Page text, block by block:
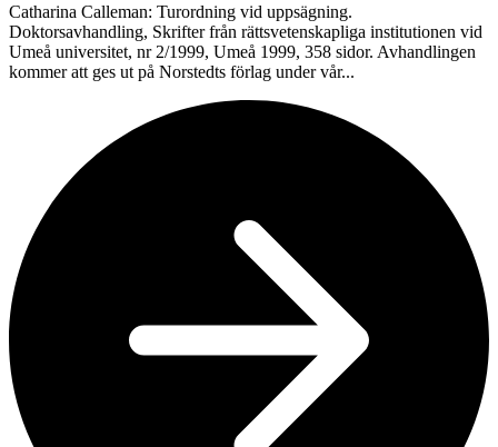
Catharina Calleman: Turordning vid uppsägning.
Doktorsavhandling, Skrifter från rättsvetenskapliga institutionen vid
Umeå universitet, nr 2/1999, Umeå 1999, 358 sidor. Avhandlingen
kommer att ges ut på Norstedts förlag under vår...